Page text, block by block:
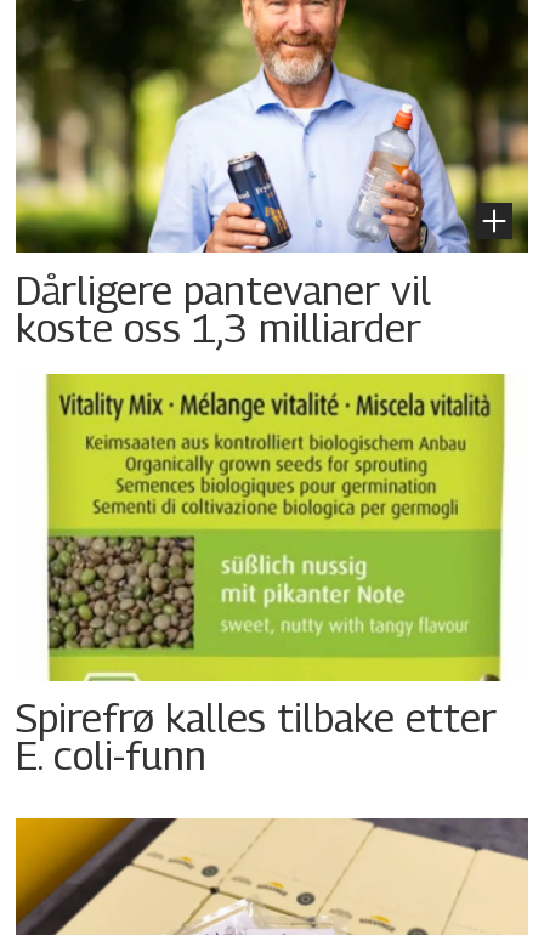
Dårligere pantevaner vil
koste oss 1,3 milliarder
Spirefrø kalles tilbake etter
E. coli-funn